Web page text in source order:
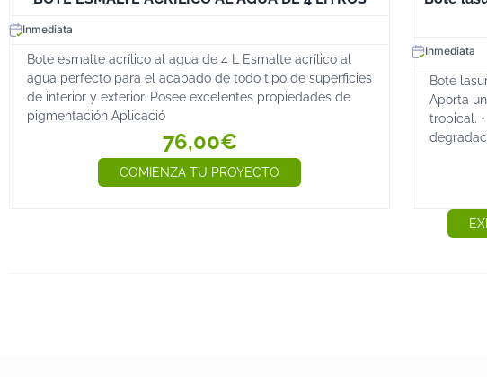
Inmediata
Bote esmalte acrílico al agua de 4 L Esmalte acrílico al
agua perfecto para el acabado de todo tipo de superficies
de interior y exterior. Posee excelentes propiedades de
pigmentación Aplicació
76,00€
COMIENZA TU PROYECTO
Inmediata
Bote
Aporta
tropical.